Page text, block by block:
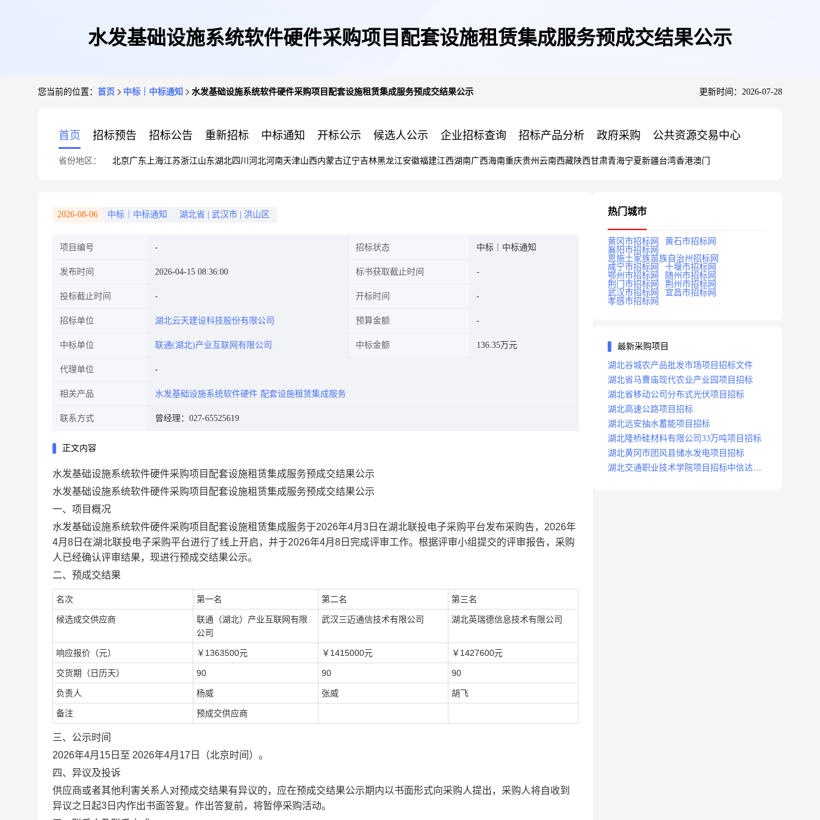
水发基础设施系统软件硬件采购项目配套设施租赁集成服务预成交结果公示
您当前的位置： 首页 中标｜中标通知 水发基础设施系统软件硬件采购项目配套设施租赁集成服务预成交结果公示 更新时间：2026-07-28
首页 招标预告 招标公告 重新招标 中标通知 开标公示 候选人公示 企业招标查询 招标产品分析 政府采购 公共资源交易中心
省份地区： 北京广东 上海江苏浙江山东湖北四川 河北河南天津山西内蒙古辽宁吉林黑龙江安徽福建江西湖南广西海南重庆贵州 云南西藏陕西甘肃青海宁夏新疆台湾香港澳门
2026-08-06 中标｜中标通知 湖北省 武汉市 洪山区
项目编号 招标状态 中标｜中标通知
发布时间 2026-04-15 08:36:00 标书获取截止时间
投标截止时间 开标时间
招标单位 湖北云天建设科技股份有限公司 预算金额
中标单位 联通(湖北)产业互联网有限公司 中标金额 136.35万元
代理单位
相关产品 水发基础设施系统软件硬件 配套设施租赁集成服务
联系方式 曾经理：027-65525619
正文内容
水发基础设施系统软件硬件采购项目配套设施租赁集成服务预成交结果公示
水发基础设施系统软件硬件采购项目配套设施租赁集成服务预成交结果公示
一、项目概况
水发基础设施系统软件硬件采购项目配套设施租赁集成服务于2026年4月 3 日在湖北联投电子采购平台发布采购告， 2026年
4月 8 日在湖北联投电子采购平台进行了线上开启，并于2026年4月 8 日完成评审工作。根据评审小组提交的评审报告，采购
人已经确认评审结果，现进行预成交结果公示。
二、预成交结果
名次 第一名 第二名 第三名
候选成交供应商
联通（湖北）产业互联网有限
公司
武汉三迈通信技术有限公司 湖北英瑞德信息技术有限公司
响应报价（元） ￥ 1363500元 ￥ 1415000元 ￥ 1427600元
交货期（日历天） 90 90 90
负责人 杨威 张威 胡飞
备注 预成交供应商
三、公示时间
2026年4月15日至 2026年4月17日（北京时间）。
四、异议及投诉
供应商或者其他利害关系人对预成交结果有异议的，应在预成交结果公示期内以书面形式向采购人提出，采购人将自收到
异议之日起3 日内作出书面答复。作出答复前，将暂停采购活动。
热门城市
黄冈市招标网
黄石市招标网
襄阳市招标网
恩施土家族苗族自治州招标网
咸宁市招标网
十堰市招标网
鄂州市招标网
随州市招标网
荆门市招标网
荆州市招标网
武汉市招标网
宜昌市招标网
孝感市招标网
最新采购项目
湖北谷城农产品批发市场项目招标文件
湖北省马曹庙现代农业产业园项目招标
湖北省移动公司分布式光伏项目招标
湖北高速公路项目招标
湖北远安抽水蓄能项目招标
湖北隆桥硅材料有限公司33万吨项目招标
湖北黄冈市团风县储水发电项目招标
湖北交通职业技术学院项目招标中信达咨